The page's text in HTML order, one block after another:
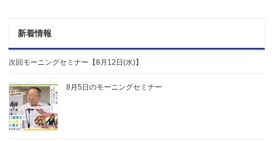
新着情報
次回モーニングセミナー【8月12日(水)】
8月5日のモーニングセミナー